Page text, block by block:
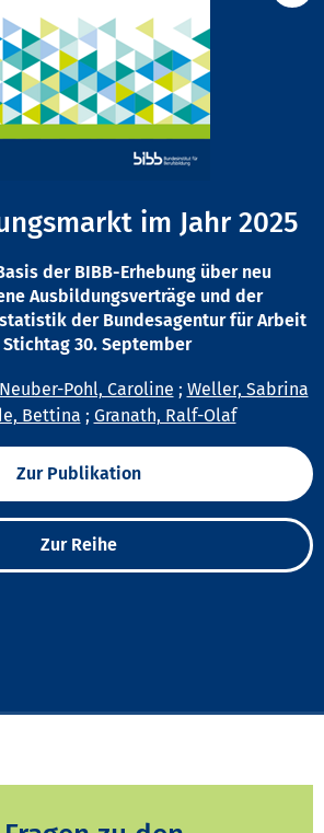
im Jahr 2025
der BIBB-Erhebung über neu
Ausbildungsverträge und der
der Bundesagentur für Arbeit
Stichtag 30. September
Neuber-Pohl, Caroline ; Weller, Sabrina
Bettina ; Granath, Ralf-Olaf
Zur Publikation
Zur Reihe